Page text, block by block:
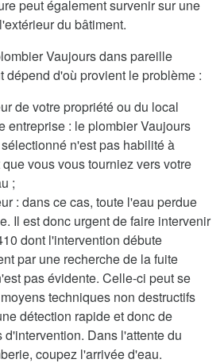
peut également survenir sur une
du bâtiment.
Vaujours dans pareille
dépend d'où provient le problème :
de votre propriété ou du local
entreprise : le plombier Vaujours
n'est pas habilité à
vous vous tourniez vers votre
;
: dans ce cas, toute l'eau perdue
Il est donc urgent de faire intervenir
dont l'intervention débute
par une recherche de la fuite
pas évidente. Celle-ci peut se
techniques non destructifs
détection rapide et donc de
d'intervention. Dans l'attente du
coupez l'arrivée d'eau.